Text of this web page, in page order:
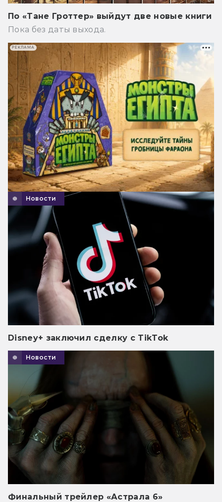
По «Тане Гроттер» выйдут две новые книги
Пока без даты выхода.
Новости
Disney+ заключил сделку с TikTok
Новости
Финальный трейлер «Астрала 6»
РЕКЛАМА